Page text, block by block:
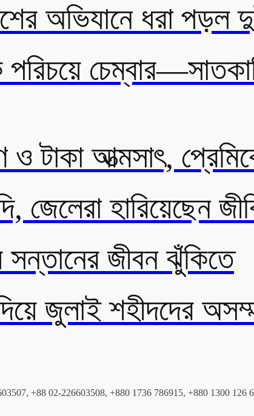
অভিযানে ধরা পড়ল
ও টাকা আত্মসাৎ,
জেলেরা হারিয়েছেন
সন্তানের জীবন ঝুঁকিতে
জুলাই শহীদদের
226603507, +88 02-226603508, +880 1736 786915, +880 1300